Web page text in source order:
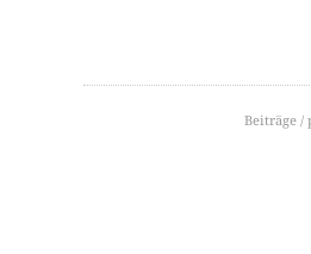
Beiträge /